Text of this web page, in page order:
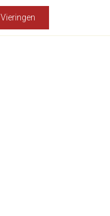
Vieringen